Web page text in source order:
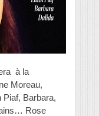
à la
Moreau,
Barbara,
Rose